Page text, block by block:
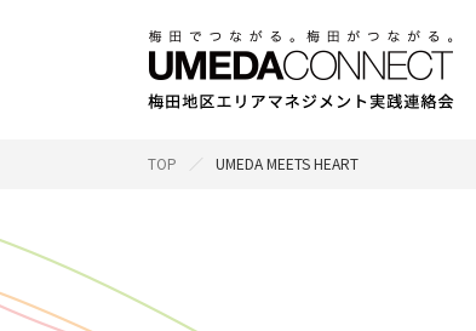
TOP UMEDA MEETS HEART